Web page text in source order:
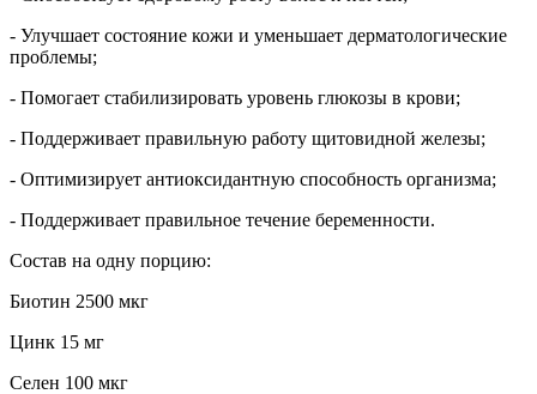
- Улучшает состояние кожи и уменьшает дерматологические
проблемы;
- Помогает стабилизировать уровень глюкозы в крови;
- Поддерживает правильную работу щитовидной железы;
- Оптимизирует антиоксидантную способность организма;
- Поддерживает правильное течение беременности.
Состав на одну порцию:
Биотин 2500 мкг
Цинк 15 мг
Селен 100 мкг